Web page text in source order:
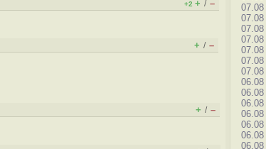
+2 + / –
+ / –
+ / –
07.08
07.08
07.08
07.08
07.08
07.08
07.08
06.08
06.08
06.08
06.08
06.08
06.08
06.08